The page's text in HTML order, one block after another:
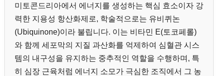
미토콘드리아에서 에너지를 생성하는 핵심 효소이자 강
력한 지용성 항산화제로, 학술적으로는 유비퀴논
(Ubiquinone)이라 불립니다. 이는 비타민 E(토코페롤)
와 함께 세포막의 지질 과산화를 억제하여 심혈관 시스
템의 내구성을 유지하는 중추적인 역할을 수행하며, 특
히 심장 근육처럼 에너지 소모가 극심한 조직에서 그 농